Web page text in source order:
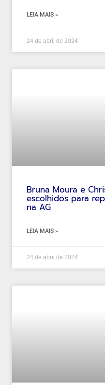
LEIA MAIS »
24 de abril de 2024
Bruna Moura e
escolhidos para
na AG
LEIA MAIS »
24 de abril de 2024